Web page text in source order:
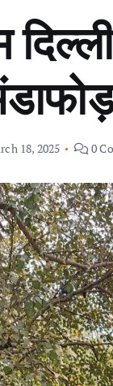
18, 2025 0